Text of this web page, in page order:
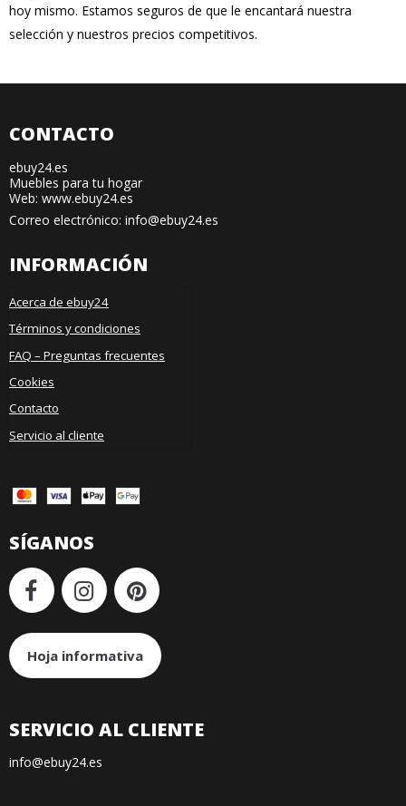
hoy mismo. Estamos seguros de que le encantará nuestra
selección y nuestros precios competitivos.
CONTACTO
ebuy24.es
Muebles para tu hogar
Web: www.ebuy24.es
Correo electrónico: info@ebuy24.es
INFORMACIÓN
Acerca de ebuy24
Términos y condiciones
FAQ – Preguntas frecuentes
Cookies
Contacto
Servicio al cliente
SÍGANOS
Hoja informativa
SERVICIO AL CLIENTE
info@ebuy24.es